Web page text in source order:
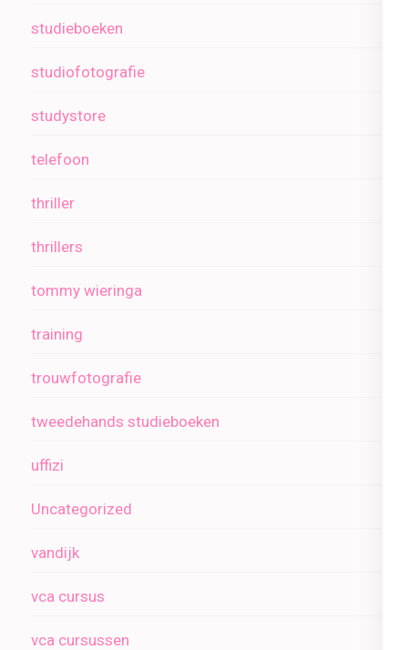
studieboeken
studiofotografie
studystore
telefoon
thriller
thrillers
tommy wieringa
training
trouwfotografie
tweedehands studieboeken
uffizi
Uncategorized
vandijk
vca cursus
vca cursussen